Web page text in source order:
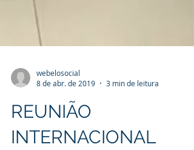
8 de abr. de 2019
REUNIÃO